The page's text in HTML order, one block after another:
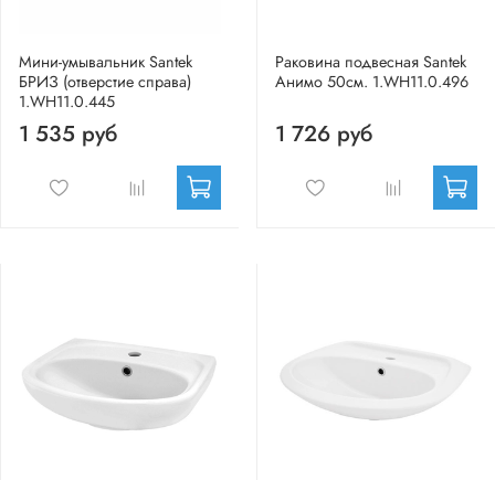
Мини-умывальник Santek
БРИЗ (отверстие справа)
1.WH11.0.445
1 535 руб
Раковина подвесная Santek
Анимо 50см. 1.WH11.0.496
1 726 руб